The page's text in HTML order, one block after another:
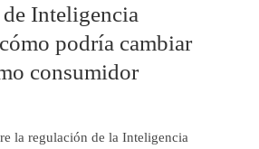
Inteligencia
podría cambiar
consumidor
la regulación de la Inteligencia